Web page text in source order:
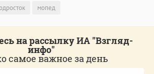
мопед
на рассылку ИА "Взгляд-
инфо"
самое важное за день